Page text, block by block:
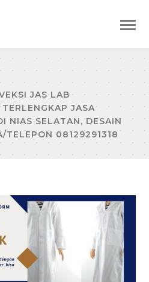
JAS LAB
JASA
NIAS SELATAN, DESAIN
TELEPON 08129291318